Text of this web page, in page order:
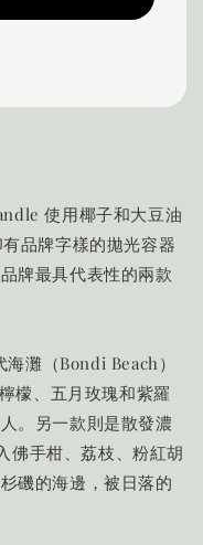
使用椰子和大豆油
品牌字樣的拋光容器
牌最具代表性的兩款
灘（Bondi Beach）
檬、五月玫瑰和紫羅
。另一款則是散發濃
佛手柑、荔枝、粉紅胡
磯的海邊，被日落的